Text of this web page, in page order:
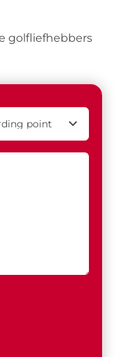
golfliefhebbers